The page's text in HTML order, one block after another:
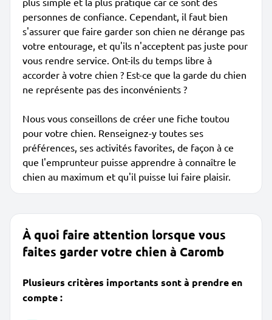
personnes de confiance. Cependant, il faut bien
s'assurer que faire garder son chien ne dérange pas
votre entourage, et qu'ils n'acceptent pas juste pour
vous rendre service. Ont-ils du temps libre à
accorder à votre chien ? Est-ce que la garde du chien
ne représente pas des inconvénients ?
Nous vous conseillons de créer une fiche toutou
pour votre chien. Renseignez-y toutes ses
préférences, ses activités favorites, de façon à ce
que l'emprunteur puisse apprendre à connaître le
chien au maximum et qu'il puisse lui faire plaisir.
À quoi faire attention lorsque vous
faites garder votre chien à Caromb
Plusieurs critères importants sont à prendre en
compte :